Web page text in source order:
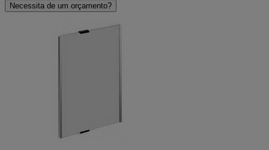
Necessita de um orçamento?